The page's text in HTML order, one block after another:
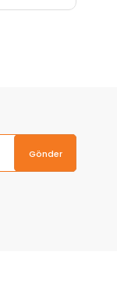
Gönder